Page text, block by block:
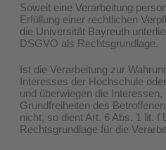
Soweit eine Verarbeitung
Erfüllung einer rechtlichen
die Universität Bayreuth
DSGVO als Rechtsgrundlage.
Ist die Verarbeitung zur
Interesses der Hochschule
und überwiegen die
Grundfreiheiten des
nicht, so dient Art. 6 Abs. 1 lit. f
Rechtsgrundlage für die